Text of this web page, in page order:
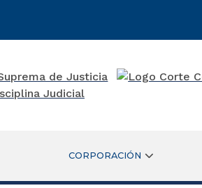
CORPORACIÓN